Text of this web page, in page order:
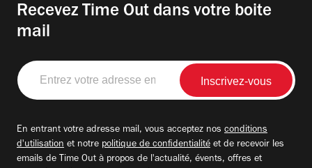
Recevez Time Out dans votre boite
mail
Entrez
votre
adresse
En entrant votre adresse mail, vous acceptez nos conditions
d'utilisation et notre politique de confidentialité et de recevoir les
emails de Time Out à propos de l'actualité, évents, offres et